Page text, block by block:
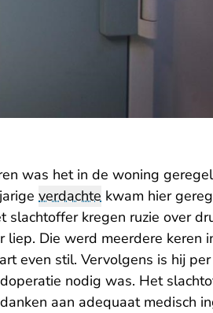
was het in de woning
verdachte kwam hier
slachtoffer kregen ruzie over
Die werd meerdere keren
even stil. Vervolgens is hij per
nodig was. Het
aan adequaat medisch